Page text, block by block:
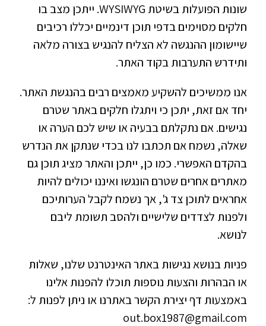
שונות הפועלות בשיטת WYSIWYG. ייתכן מצב בו
חלקים מסוימים בדפי תוכן דינמיים יכללו רכיבים
שיישומון ההנגשה לא הצליח להנגיש בצורה מלאה
ותידרש התערבות בקוד האתר.
אנו ממשיכים להשקיע מאמצים רבים בהנגשת האתר.
יחד אם זאת, יתכן כי ויתגלו חלקים באתר שטרם
נגישים. אם נתקלתם בבעיה או שיש לכם הערה או
שאלה, נשמח אם תכתבו לנו בכדי שנתקן את הנדרש
בהקדם האפשרי. כמו כן, ייתכן והאתר מציג תוכן גם
מאתרים אחרים שטרם הונגשו ואיננו יכולים להיות
אחראים לתוכן צד ג', אך נשמח לקבל הערותיכם
ולפנות לצדדים שלישיים ולהסב תשומת ליבם
לנושא.
פניות בנושא נגישות באתר האינטרנט שלנו, שאלות
או הבהרות והצעות נוספות תוכלו להפנות אלינו
באמצעות דף יצירת הקשר באתרנו או ניתן לפנות ל:
out.box1987@gmail.com